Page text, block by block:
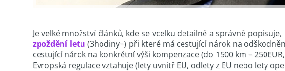
Je velké množství článků, kde se vcelku detailně a správně
zpoždění letu (3hodiny+) při které má cestující nárok na
cestující nárok na konkrétní výši kompenzace (do 1500 km –
Evropská regulace vztahuje (lety uvnitř EU, odlety z EU nebo lety